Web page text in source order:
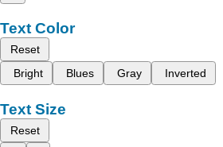
Text Color
Reset
Bright
Blues Gray Inverted
Text Size
Reset